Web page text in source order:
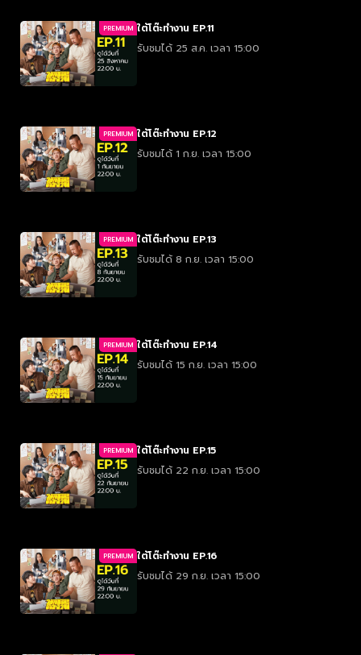
PREMIUM ใต้โต๊ะทำงาน EP.11
รับชมได้ 25 ส.ค. เวลา 15:00
PREMIUM ใต้โต๊ะทำงาน EP.12
รับชมได้ 1 ก.ย. เวลา 15:00
PREMIUM ใต้โต๊ะทำงาน EP.13
รับชมได้ 8 ก.ย. เวลา 15:00
PREMIUM ใต้โต๊ะทำงาน EP.14
รับชมได้ 15 ก.ย. เวลา 15:00
PREMIUM ใต้โต๊ะทำงาน EP.15
รับชมได้ 22 ก.ย. เวลา 15:00
PREMIUM ใต้โต๊ะทำงาน EP.16
รับชมได้ 29 ก.ย. เวลา 15:00